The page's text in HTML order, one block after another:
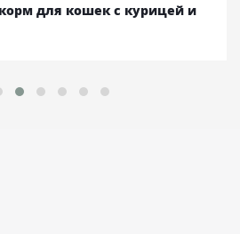
корм для кошек с курицей и